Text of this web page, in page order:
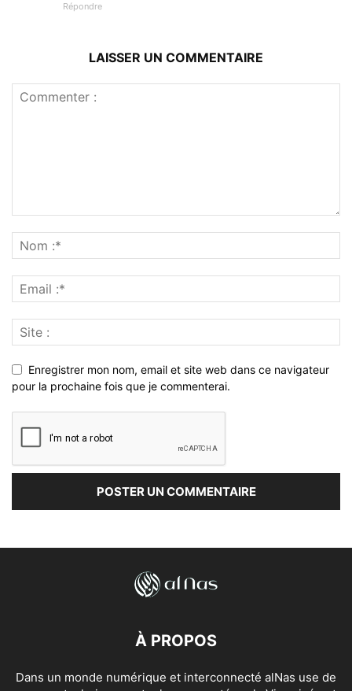
Répondre
LAISSER UN COMMENTAIRE
Enregistrer mon nom, email et site web dans ce navigateur
pour la prochaine fois que je commenterai.
À PROPOS
Dans un monde numérique et interconnecté alNas use de